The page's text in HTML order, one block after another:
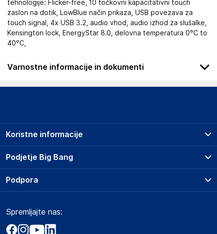
tehnologije: Flicker-free, 10 točkovni kapacitativni touch
zaslon na dotik, LowBlue način prikaza, USB povezava za
touch signal, 4x USB 3.2, audio vhod, audio izhod za slušalke,
Kensington lock, EnergyStar 8.0, delovna temperatura 0°C to
40°C,
Varnostne informacije in dokumenti
Podatki o proizvajalcu
DAP B.V.
The Netherlands
Gospodarski subjekt s sedežem v EU, ki zagotavlja skladnost
izdelka z zahtevanimi predpisi.
Podjetje Big Bang
O podjetju
Obvestila za javnost
Akt o digitalnih storitvah
Koristne informacije
Prodajna mesta
Storitve
Dostava, vnos in odvoz
Podpora
Marketplace
Kako oddati naročilo?
Spremljajte nas: